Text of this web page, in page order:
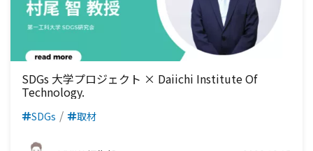
SDGs 大学プロジェクト × Daiichi Institute Of
Technology.
SDGs 取材